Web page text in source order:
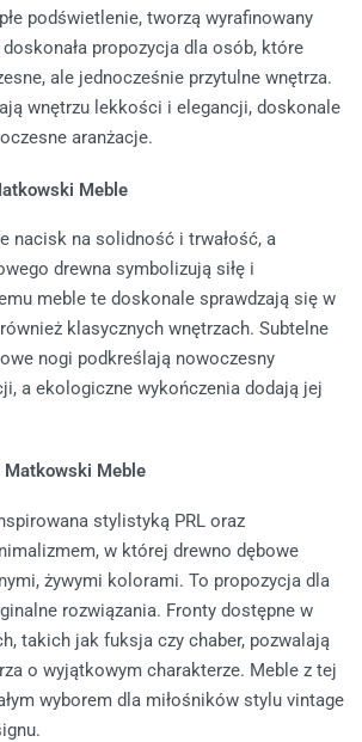
podświetlenie, tworzą wyrafinowany
propozycja dla osób, które
ale jednocześnie przytulne wnętrza.
wnętrzu lekkości i elegancji, doskonale
aranżacje.
Meble
nacisk na solidność i trwałość, a
drewna symbolizują siłę i
meble te doskonale sprawdzają się w
klasycznych wnętrzach. Subtelne
nogi podkreślają nowoczesny
a ekologiczne wykończenia dodają jej
Meble
stylistyką PRL oraz
w której drewno dębowe
żywymi kolorami. To propozycja dla
rozwiązania. Fronty dostępne w
takich jak fuksja czy chaber, pozwalają
o wyjątkowym charakterze. Meble z tej
wyborem dla miłośników stylu vintage